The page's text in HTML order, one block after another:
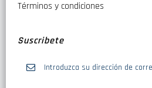
Términos y condiciones
Suscribete